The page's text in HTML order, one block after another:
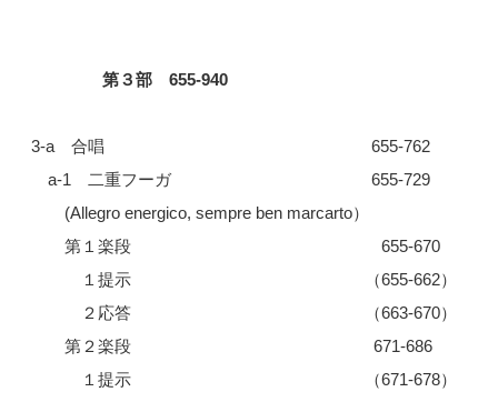
第３部 655-940
3-a 合唱 655-762
a-1 二重フーガ 655-729
(Allegro energico, sempre ben marcarto）
第１楽段 655-670
１提示 （655-662）
２応答 （663-670）
第２楽段 671-686
１提示 （671-678）